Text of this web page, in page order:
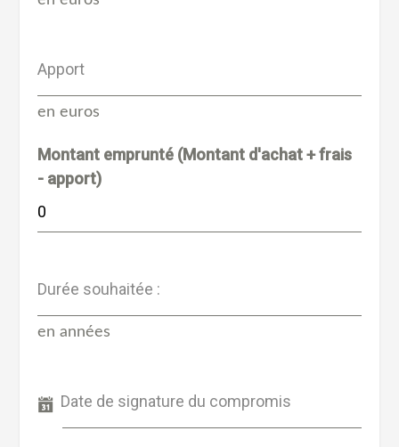
Apport
en euros
Montant emprunté (Montant d'achat + frais
- apport)
Durée souhaitée :
en années
Date de signature du compromis